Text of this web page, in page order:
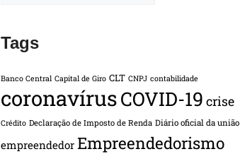
Tags
Banco Central Capital de Giro CLT CNPJ contabilidade
coronavírusCOVID-19 crise
Crédito Declaração de Imposto de Renda Diário oficial da união
empreendedor Empreendedorismo